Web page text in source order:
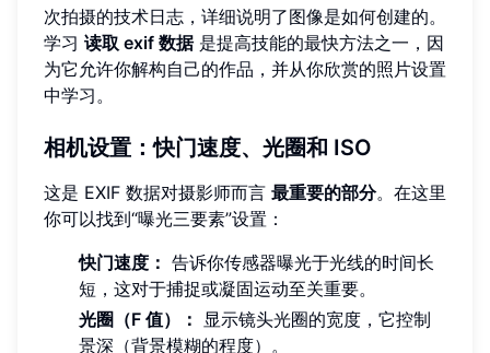
次拍摄的技术日志，详细说明了图像是如何创建的。
学习 读取 exif 数据是提高技能的最快方法之一，因
为它允许你解构自己的作品，并从你欣赏的照片设置
中学习。
相机设置：快门速度、光圈和 ISO
这是 EXIF 数据对摄影师而言 最重要的部分。在这里
你可以找到“曝光三要素”设置：
快门速度： 告诉你传感器曝光于光线的时间长
短，这对于捕捉或凝固运动至关重要。
光圈（F 值）：
显示镜头光圈的宽度，它控制
景深（背景模糊的程度）。